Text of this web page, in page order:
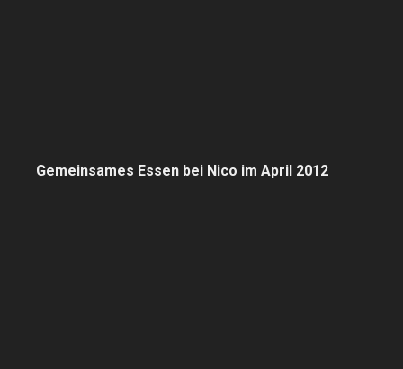
Gemeinsames Essen bei Nico im April 2012